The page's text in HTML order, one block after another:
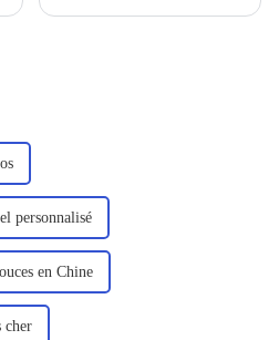
personnalisé
en Chine
cher